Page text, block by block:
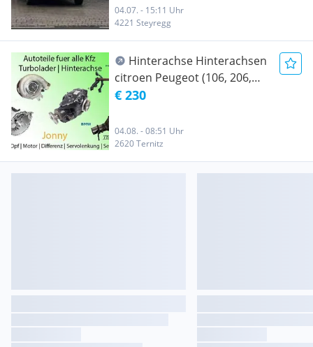
04.07. - 15:11 Uhr
4221 Steyregg
Hinterachse Hinterachsen
citroen Peugeot (106, 206,
206 CC, 206 SW, 306, 405,
Laguna, Megane, Scenic,
Clio), Citroen (Xsara, Xsara
Picasso, Saxo, Berlingo) 24
Monate Gewährleistung.
€ 230
04.08. - 08:51 Uhr
2620 Ternitz